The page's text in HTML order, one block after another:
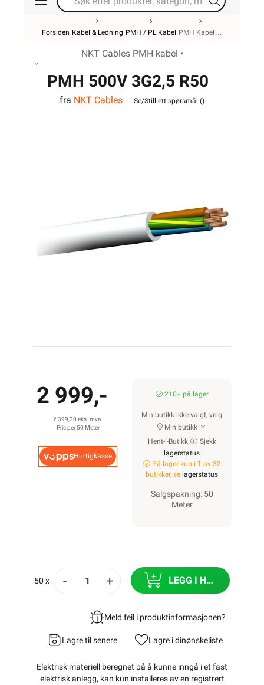
Forsiden Kabel & Ledning PMH / PL Kabel PMH Kabel
NKT Cables PMH kabel •
PMH 500V 3G2,5 R50
fra NKT Cables Se/Still ett spørsmål ()
2 999,-
2 399,20 eks. mva.
Pris per 50 Meter
Hurtigkasse
210+ på lager
Min butikk ikke valgt, velg
Min butikk
Hent-i-Butikk
Sjekk
lagerstatus
På lager kun i 1 av 32
butikker, se lagerstatus
Salgspakning: 50
Meter
50 x - + LEGG I HANDLEKURV
Meld feil i produktinformasjonen?
Lagre til senere Lagre i dinønskeliste
Elektrisk materiell beregnet på å kunne inngå i et fast
elektrisk anlegg, kan kun installeres av en registrert